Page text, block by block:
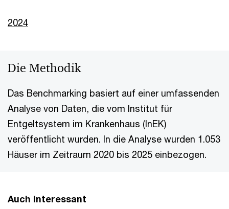
2024
Die Methodik
Das Benchmarking basiert auf einer umfassenden
Analyse von Daten, die vom Institut für
Entgeltsystem im Krankenhaus (InEK)
veröffentlicht wurden. In die Analyse wurden 1.053
Häuser im Zeitraum 2020 bis 2025 einbezogen.
Auch interessant